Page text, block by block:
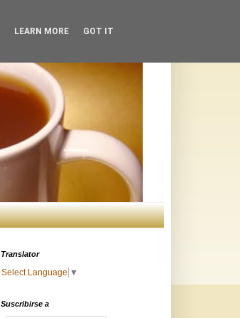
Translator
Select Language ▼
Suscribirse a
LEARN MORE GOT IT